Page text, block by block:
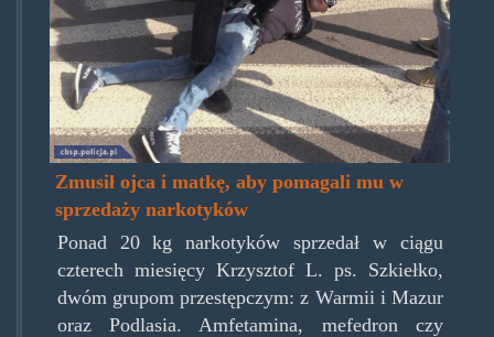
Zmusił ojca i matkę, aby pomagali mu w
sprzedaży narkotyków
Ponad 20 kg narkotyków sprzedał w ciągu
czterech miesięcy Krzysztof L. ps. Szkiełko,
dwóm grupom przestępczym: z Warmii i Mazur
oraz Podlasia. Amfetamina, mefedron czy